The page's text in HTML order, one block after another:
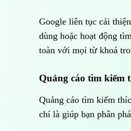
Google liên tục cải
dùng hoặc hoạt động
toàn với mọi từ khoá
Quảng cáo tìm kiếm
Quảng cáo tìm kiếm
chí là giúp bạn phân